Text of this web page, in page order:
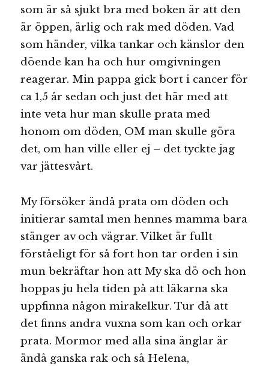
som är så sjukt bra med boken är att den
är öppen, ärlig och rak med döden. Vad
som händer, vilka tankar och känslor den
döende kan ha och hur omgivningen
reagerar. Min pappa gick bort i cancer för
ca 1,5 år sedan och just det här med att
inte veta hur man skulle prata med
honom om döden, OM man skulle göra
det, om han ville eller ej – det tyckte jag
var jättesvårt.
My försöker ändå prata om döden och
initierar samtal men hennes mamma bara
stänger av och vägrar. Vilket är fullt
förståeligt för så fort hon tar orden i sin
mun bekräftar hon att My ska dö och hon
hoppas ju hela tiden på att läkarna ska
uppfinna någon mirakelkur. Tur då att
det finns andra vuxna som kan och orkar
prata. Mormor med alla sina änglar är
ändå ganska rak och så Helena,